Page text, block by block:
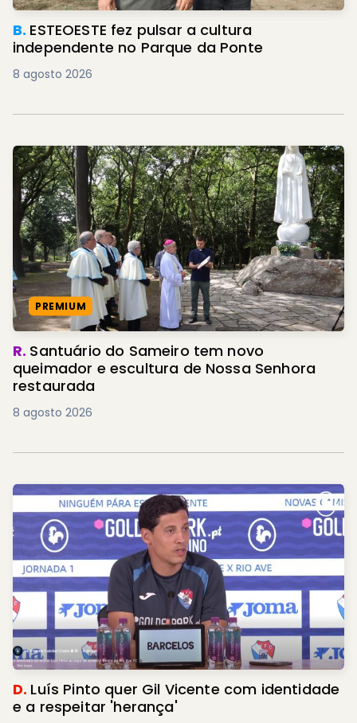
B. ESTEOESTE fez pulsar a cultura
independente no Parque da Ponte
8 agosto 2026
PREMIUM
R. Santuário do Sameiro tem novo
queimador e escultura de Nossa Senhora
restaurada
8 agosto 2026
D. Luís Pinto quer Gil Vicente com identidade
e a respeitar 'herança'